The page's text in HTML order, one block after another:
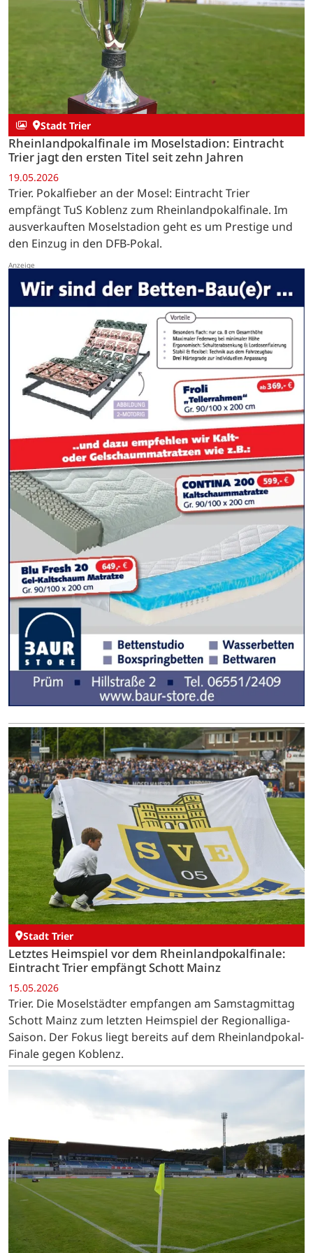
Stadt Trier
Rheinlandpokalfinale im Moselstadion: Eintracht
Trier jagt den ersten Titel seit zehn Jahren
19.05.2026
Trier. Pokalfieber an der Mosel: Eintracht Trier
empfängt TuS Koblenz zum Rheinlandpokalfinale. Im
ausverkauften Moselstadion geht es um Prestige und
den Einzug in den DFB-Pokal.
Stadt Trier
Letztes Heimspiel vor dem Rheinlandpokalfinale:
Eintracht Trier empfängt Schott Mainz
15.05.2026
Trier. Die Moselstädter empfangen am Samstagmittag
Schott Mainz zum letzten Heimspiel der Regionalliga-
Saison. Der Fokus liegt bereits auf dem Rheinlandpokal-
Finale gegen Koblenz.